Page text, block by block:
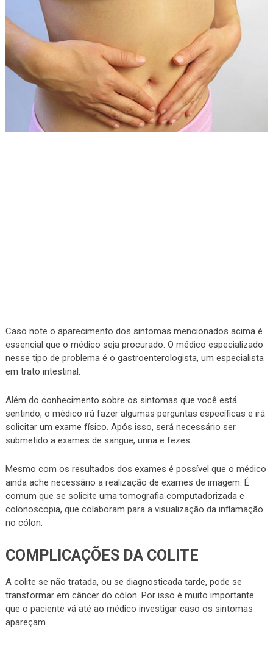
Caso note o aparecimento dos sintomas mencionados acima é
essencial que o médico seja procurado. O médico especializado
nesse tipo de problema é o gastroenterologista, um especialista
em trato intestinal.
Além do conhecimento sobre os sintomas que você está
sentindo, o médico irá fazer algumas perguntas específicas e irá
solicitar um exame físico. Após isso, será necessário ser
submetido a exames de sangue, urina e fezes.
Mesmo com os resultados dos exames é possível que o médico
ainda ache necessário a realização de exames de imagem. É
comum que se solicite uma tomografia computadorizada e
colonoscopia, que colaboram para a visualização da inflamação
no cólon.
COMPLICAÇÕES DA COLITE
A colite se não tratada, ou se diagnosticada tarde, pode se
transformar em câncer do cólon. Por isso é muito importante
que o paciente vá até ao médico investigar caso os sintomas
apareçam.